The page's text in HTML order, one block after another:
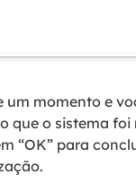
um momento e
que o sistema foi
“OK” para